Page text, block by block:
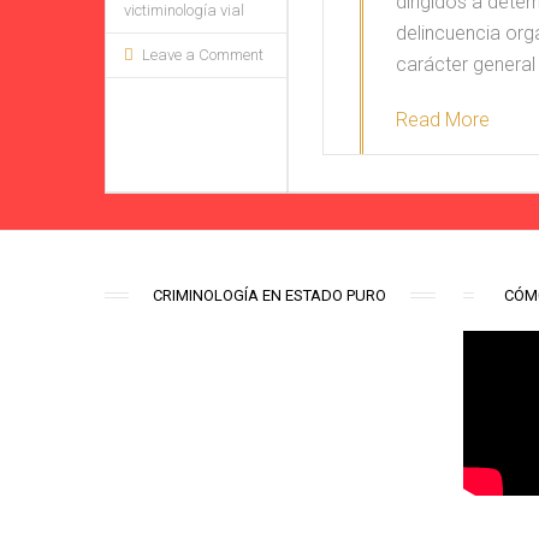
victiminología vial
Leave a Comment
delincuencia
carácter
Read More
CRIMINOLOGÍA EN ESTADO PURO